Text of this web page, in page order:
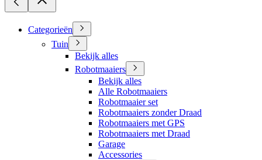
Categorieën
Tuin
Bekijk alles
Robotmaaiers
Bekijk alles
Alle Robotmaaiers
Robotmaaier set
Robotmaaiers zonder Draad
Robotmaaiers met GPS
Robotmaaiers met Draad
Garage
Accessories